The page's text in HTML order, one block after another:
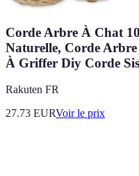
Corde Arbre À Chat
Naturelle, Corde
À Griffer Diy Corde
Rakuten FR
27.73 EURVoir le prix